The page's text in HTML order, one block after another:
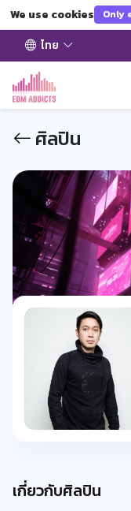
We use cookies Only
ไทย
ศิลปิน
เกี่ยวกับศิลปิน